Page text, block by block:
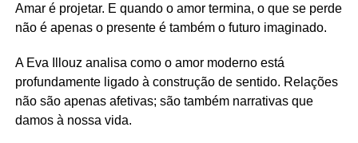
Amar é projetar. E quando o amor termina, o que se perde
não é apenas o presente é também o futuro imaginado.
A Eva Illouz analisa como o amor moderno está
profundamente ligado à construção de sentido. Relações
não são apenas afetivas; são também narrativas que
damos à nossa vida.